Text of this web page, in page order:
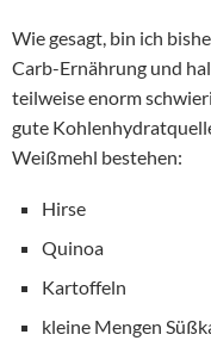
Wie gesagt, bin ich
Carb-Ernährung und
teilweise enorm
gute
Weißmehl bestehen:
Hirse
Quinoa
Kartoffeln
kleine Mengen